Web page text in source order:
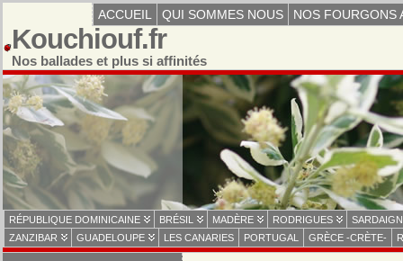
ACCUEIL QUI SOMMES NOUS NOS FOURGONS
Kouchiouf.fr
Nos ballades et plus si affinités
RÉPUBLIQUE DOMINICAINE BRÉSIL MADÈRE RODRIGUES
ZANZIBAR
GUADELOUPE LES CANARIES PORTUGAL GRÈCE -CRÈTE-